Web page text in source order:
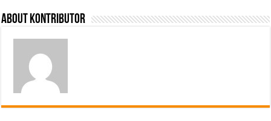
About Kontributor